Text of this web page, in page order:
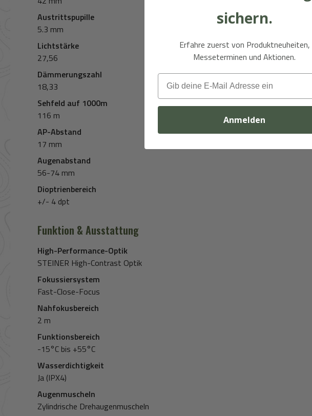
Austrittspupille
5.3 mm
Lichtstärke
27,56
Dämmerungszahl
18,33
Sehfeld auf 1000m
116 m
AP-Abstand
17 mm
Augenabstand
56-74 mm
Dioptrienbereich
+/- 4 dpt
Funktion & Ausstattung
High-Performance-Optik
STEINER High-Contrast Optik
Fokussiersystem
Fast-Close-Focus
Nahfokusbereich
2 m
Funktionsbereich
-15°C bis +55°C
Wasserdichtigkeit
Ja (IPX4)
Augenmuscheln
Zylindrische Drehaugenmuscheln
sichern.
Erfahre zuerst von Produktneuheiten,
Messeterminen und Aktionen.
Email
Anmelden